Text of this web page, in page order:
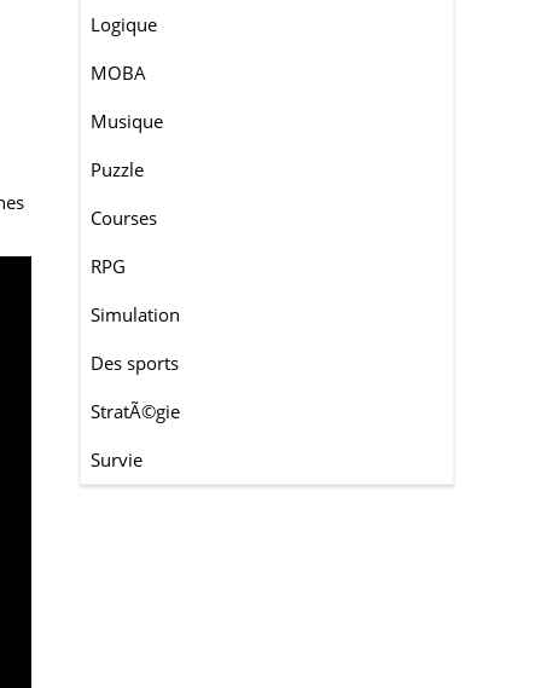
Logique
MOBA
Musique
Puzzle
Courses
RPG
Simulation
Des sports
StratÃ©gie
Survie